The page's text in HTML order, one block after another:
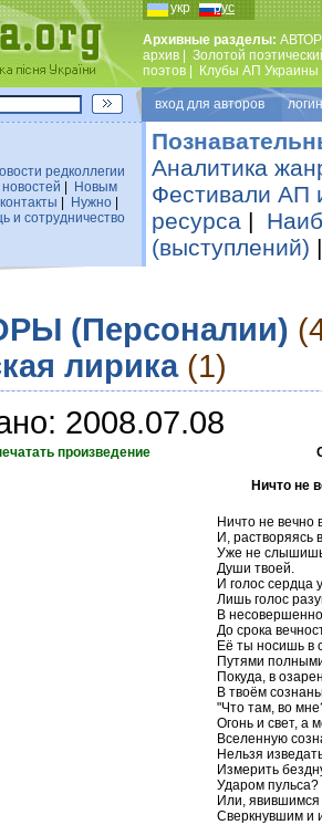
укр рус
Архивные разделы:
архив
Золотой
поэтов
Клубы АП Украины
вход для авторов
редколлегии
Новым
Нужно|
и сотрудничество
Аналитика
Фестивали АП
ресурса |
(выступлений)
(Персоналии)
лирика (1)
2008.07.08
произведение
Ничто не
Ничто не вечно
И, растворяясь
Уже не
Души твоей.
И голос
Лишь голос
В
До срока
Её ты носишь в
Путями
Покуда, в
В твоём
"Что там, во
Огонь и свет, а
Вселенную
Нельзя
Измерить
Ударом пульса?
Или, явившимся
Сверкнувшим и